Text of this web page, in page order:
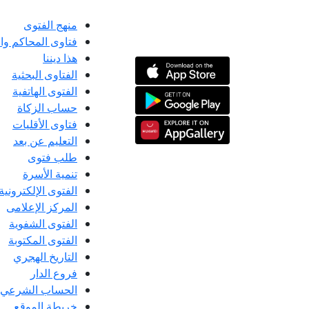
منهج الفتوى
فتاوى المحاكم
هذا ديننا
الفتاوى البحثية
الفتوى الهاتفية
حساب الزكاة
فتاوى الأقليات
التعليم عن بعد
طلب فتوى
تنمية الأسرة
الفتوى الإلكترونية
المركز الإعلامى
الفتوى الشفوية
الفتوى المكتوبة
التاريخ الهجري
فروع الدار
الحساب الشرعي